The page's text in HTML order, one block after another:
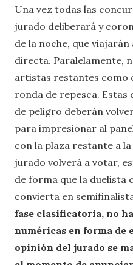
Una vez todas las
jurado deliberará y
de la noche, que
directa. Paralelamente,
artistas restantes como
ronda de repesca. Estas
de peligro deberán
para impresionar al
con la plaza restante a
jurado volverá a votar,
de forma que la duelista
convierta en
fase clasificatoria, no
numéricas en forma de
opinión del jurado se